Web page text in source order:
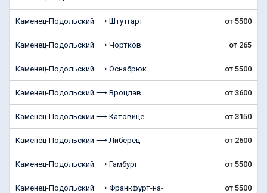
Каменец-Подольский ⟶ Штутгарт от 5500
Каменец-Подольский ⟶ Чортков от 265
Каменец-Подольский ⟶ Оснабрюк от 5500
Каменец-Подольский ⟶ Вроцлав от 3600
Каменец-Подольский ⟶ Катовице от 3150
Каменец-Подольский ⟶ Либерец от 2600
Каменец-Подольский ⟶ Гамбург от 5500
Каменец-Подольский ⟶ Франкфурт-на-
от 5500